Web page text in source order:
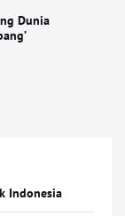
Dunia
Indonesia